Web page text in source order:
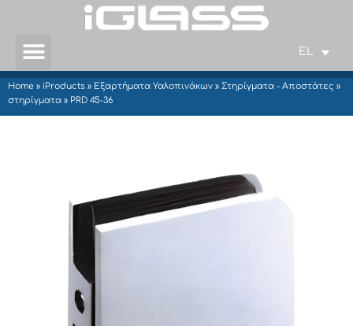
EL
Home » iProducts » Εξαρτήματα Υαλοπινάκων » Στηρίγματα - Αποστάτες »
στηρίγματα » PRD 45-36